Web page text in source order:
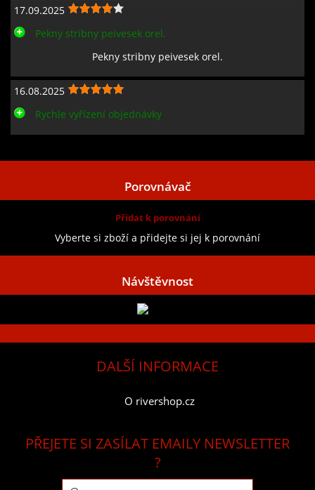
17.09.2025
Pekny stribny peivesek orel.
Pekny stribny peivesek orel.
16.08.2025
Rychle vyřízení objednávky
Porovnávač
Přidat k porovnání
Vyberte si zboží a přidejte si jej k porovnání
Návštěvnost
DALŠÍ INFORMACE
O rivershop.cz
PŘEJETE SI ZASÍLAT EMAILY NEWSLETTER
?